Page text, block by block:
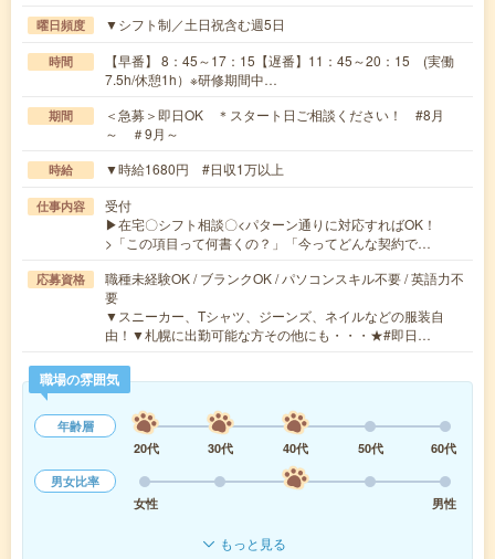
曜日頻度 ▼シフト制／土日祝含む週5日
時間
【早番】 8：45～17：15【遅番】11：45～20：15 (実働
7.5h/休憩1h）※研修期間中…
期間
＜急募＞即日OK ＊スタート日ご相談ください！ #8月
～ ＃9月～
時給 ▼時給1680円 #日収1万以上
仕事内容
受付
▶在宅〇シフト相談〇<パターン通りに対応すればOK！
>「この項目って何書くの？」「今ってどんな契約で…
応募資格
職種未経験OK / ブランクOK / パソコンスキル不要 / 英語力不
要
▼スニーカー、Tシャツ、ジーンズ、ネイルなどの服装自
由！▼札幌に出勤可能な方その他にも・・・★#即日…
職場の雰囲気
年齢層
20代
30代 40代 50代
60代
男女比率
女性
男性
もっと見る